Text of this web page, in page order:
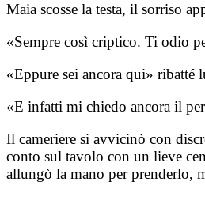
Maia scosse la testa, il sorriso
«Sempre così criptico. Ti odio
«Eppure sei ancora qui» ribatté
«E infatti mi chiedo ancora il
Il cameriere si avvicinò con
conto sul tavolo con un lieve
allungò la mano per prenderlo,